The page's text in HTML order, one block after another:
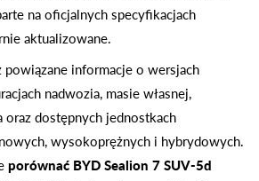
na oficjalnych specyfikacjach
aktualizowane.
informacje o wersjach
nadwozia, masie własnej,
oraz dostępnych jednostkach
wysokoprężnych i hybrydowych.
porównać BYD Sealion 7 SUV-5d